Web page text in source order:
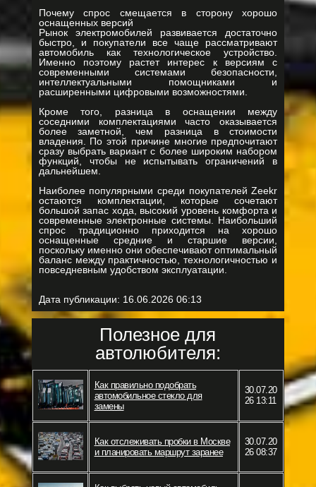
Почему спрос смещается в сторону хорошо
оснащенных версий
Рынок электромобилей развивается достаточно
быстро, и покупатели все чаще рассматривают
автомобиль как технологическое устройство.
Именно поэтому растет интерес к версиям с
современными системами безопасности,
интеллектуальными помощниками и
расширенными цифровыми возможностями.
Кроме того, разница в оснащении между
соседними комплектациями часто оказывается
более заметной, чем разница в стоимости
владения. По этой причине многие предпочитают
сразу выбрать вариант с более широким набором
функций, чтобы не испытывать ограничений в
дальнейшем.
Наиболее популярными среди покупателей Zeekr
остаются комплектации, которые сочетают
большой запас хода, высокий уровень комфорта и
современные электронные системы. Наибольший
спрос традиционно приходится на хорошо
оснащенные средние и старшие версии,
поскольку именно они обеспечивают оптимальный
баланс между практичностью, технологичностью и
повседневным удобством эксплуатации.
Дата публикации: 16.06.2026 06:13
Полезное для
автолюбителя:
Как правильно подобрать
автомобильное стекло для
замены
30.07.20
26 13:11
Как отслеживать пробки в Москве
и планировать маршрут заранее
30.07.20
26 08:37